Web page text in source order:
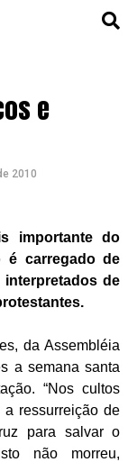
e
2010
importante do
é carregado de
de
da Assembléia
a semana santa
“Nos cultos
a ressurreição de
para salvar o
não morreu,